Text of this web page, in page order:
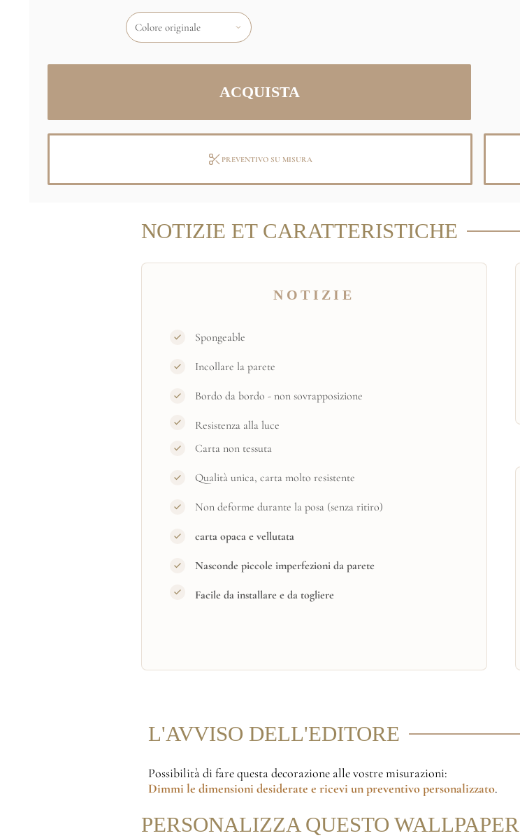
PREVENTIVO SU MISURA
NOTIZIE ET CARATTERISTICHE
NOTIZIE
Spongeable
Incollare la parete
Bordo da bordo - non sovrapposizione
Resistenza alla luce
Carta non tessuta
Qualità unica, carta molto resistente
Non deforme durante la posa (senza ritiro)
carta opaca e vellutata
Nasconde piccole imperfezioni da parete
Facile da installare e da togliere
L'AVVISO DELL'EDITORE
Possibilità di fare questa decorazione alle vostre misurazioni:
Dimmi le dimensioni desiderate e ricevi un preventivo personalizzato.
PERSONALIZZA QUESTO WALLPAPER